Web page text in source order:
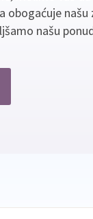
obogaćuje
našu